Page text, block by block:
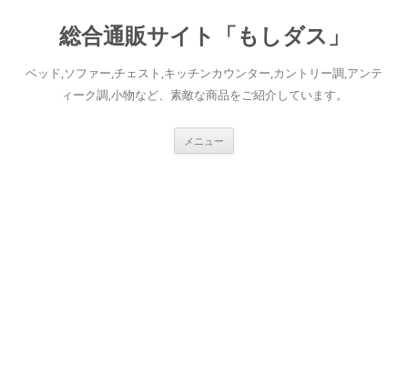
総合通販サイト「もしダス」
ベッド,ソファー,チェスト,キッチンカウンター,カントリー調,アンテ
ィーク調,小物など、素敵な商品をご紹介しています。
メニュー